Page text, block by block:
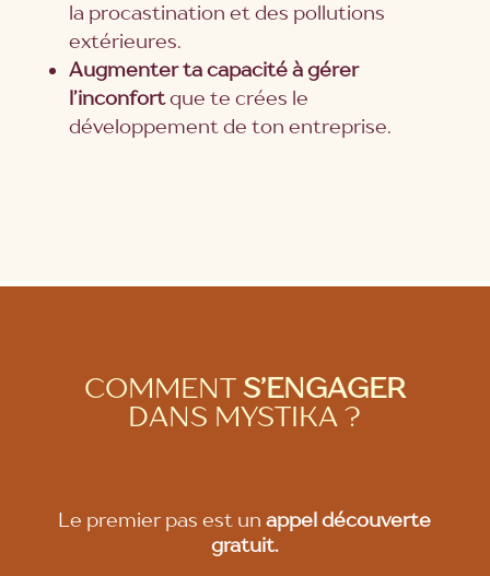
la procastination et des pollutions
extérieures.
Augmenter ta capacité à gérer
l’inconfortque te crées le
développement de ton entreprise.
COMMENTS’ENGAGER
DANS MYSTIKA ?
Le premier pas est unappel découverte
gratuit.